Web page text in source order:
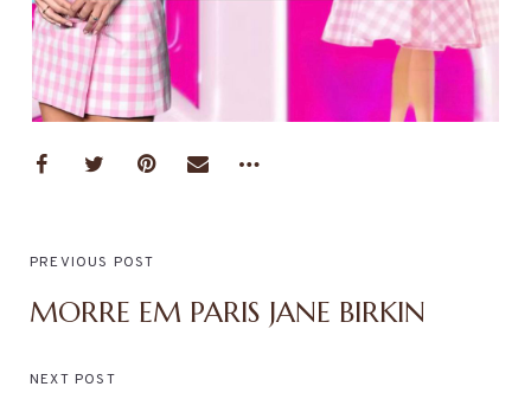
PREVIOUS POST
MORRE EM PARIS JANE BIRKIN
NEXT POST